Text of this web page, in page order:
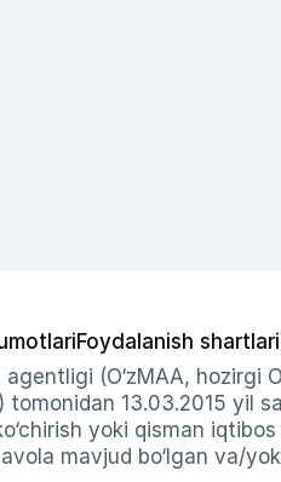
Foydalanish shartlari
(O‘zMAA, hozirgi
13.03.2015 yil
yoki qisman
mavjud bo‘lgan va/